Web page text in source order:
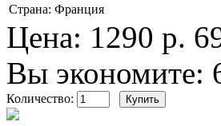
Страна: Франция
Цена: 1290 р.
Вы экономите:
Количество: